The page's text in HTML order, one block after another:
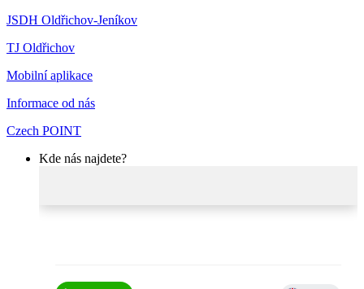
JSDH Oldřichov-Jeníkov
TJ Oldřichov
Mobilní aplikace
Informace od nás
Czech POINT
Kde nás najdete?